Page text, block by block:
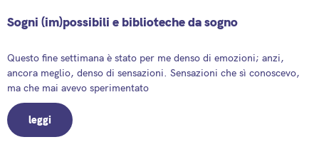
Sogni (im)possibili e biblioteche da sogno
Questo fine settimana è stato per me denso di emozioni; anzi,
ancora meglio, denso di sensazioni. Sensazioni che sì conoscevo,
ma che mai avevo sperimentato
leggi